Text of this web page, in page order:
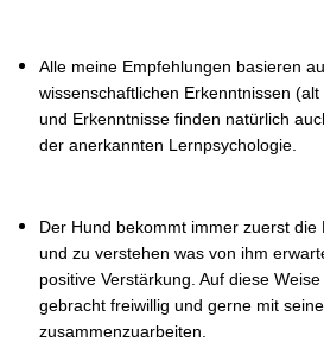
Alle meine Empfehlungen basieren
wissenschaftlichen Erkenntnissen
und Erkenntnisse finden natürlich
der anerkannten Lernpsychologie.
Der Hund bekommt immer zuerst die
und zu verstehen was von ihm
positive Verstärkung. Auf diese
gebracht freiwillig und gerne mit
zusammenzuarbeiten.